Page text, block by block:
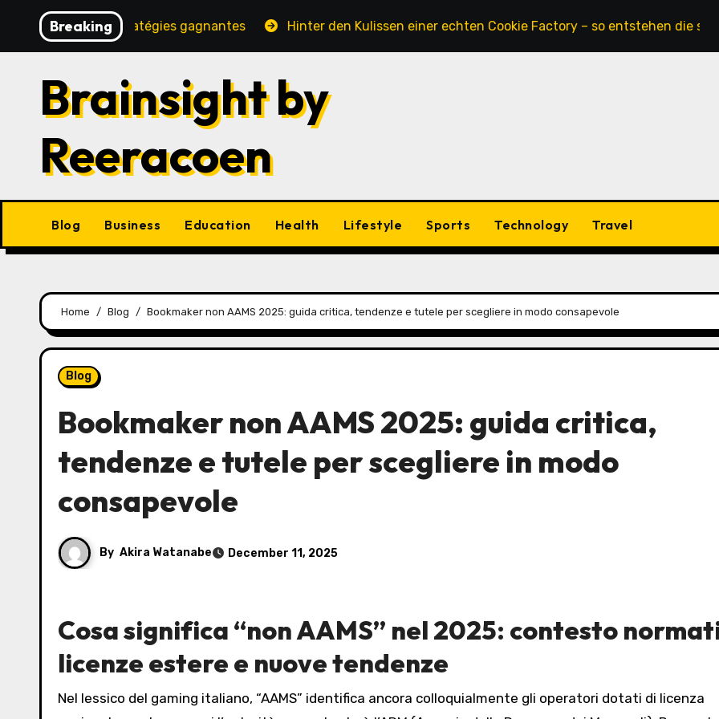
content
Breaking
jeux et stratégies gagnantes Hinter den Kulissen einer echten Cookie Factory – so entstehen die saftigsten
Brainsight by
Reeracoen
Blog Business Education Health Lifestyle Sports Technology Travel
Home Blog Bookmaker non AAMS 2025: guida critica, tendenze e tutele per scegliere in modo consapevole
Blog
Bookmaker non AAMS 2025: guida critica,
tendenze e tutele per scegliere in modo
consapevole
By Akira Watanabe December 11, 2025
Cosa significa “non AAMS” nel 2025: contesto
licenze estere e nuove tendenze
Nel lessico del gaming italiano, “AAMS” identifica ancora colloquialmente gli operatori dotati di licenza